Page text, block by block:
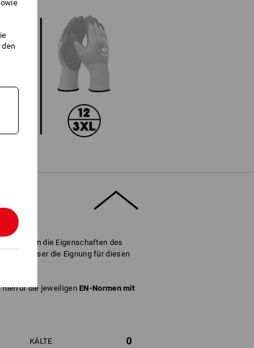
wurden die Eigenschaften des
besser die Eignung für diesen
hierfür die jeweiligenEN-Normen mit
KÄLTE 0
den